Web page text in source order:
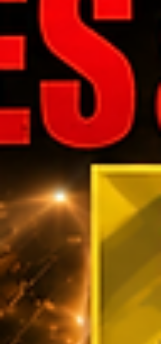
フルタイムドロー ◆第22試合 MMAウェル
ー級 Aクラス 3分2R △三浦 瑠恭（チームア
ルバトロス恵庭本部） △ジャージーライオ
ン（フリー） フルタイムドロー ◆第21試合
MMAバンタム級 Aクラス 3分2R 〇藤塚 陸
（オウプネス札幌） ✕石垣 優（POD GYM
2R 2:52 腕ひしぎ十字固め ◆第20試合 MMA
ストロー級 Aクラス 3分2R 〇山室 みやび
（POD GYM） ✕岩谷 翔琉（チームアルバ
ロス恵庭本部） 2R